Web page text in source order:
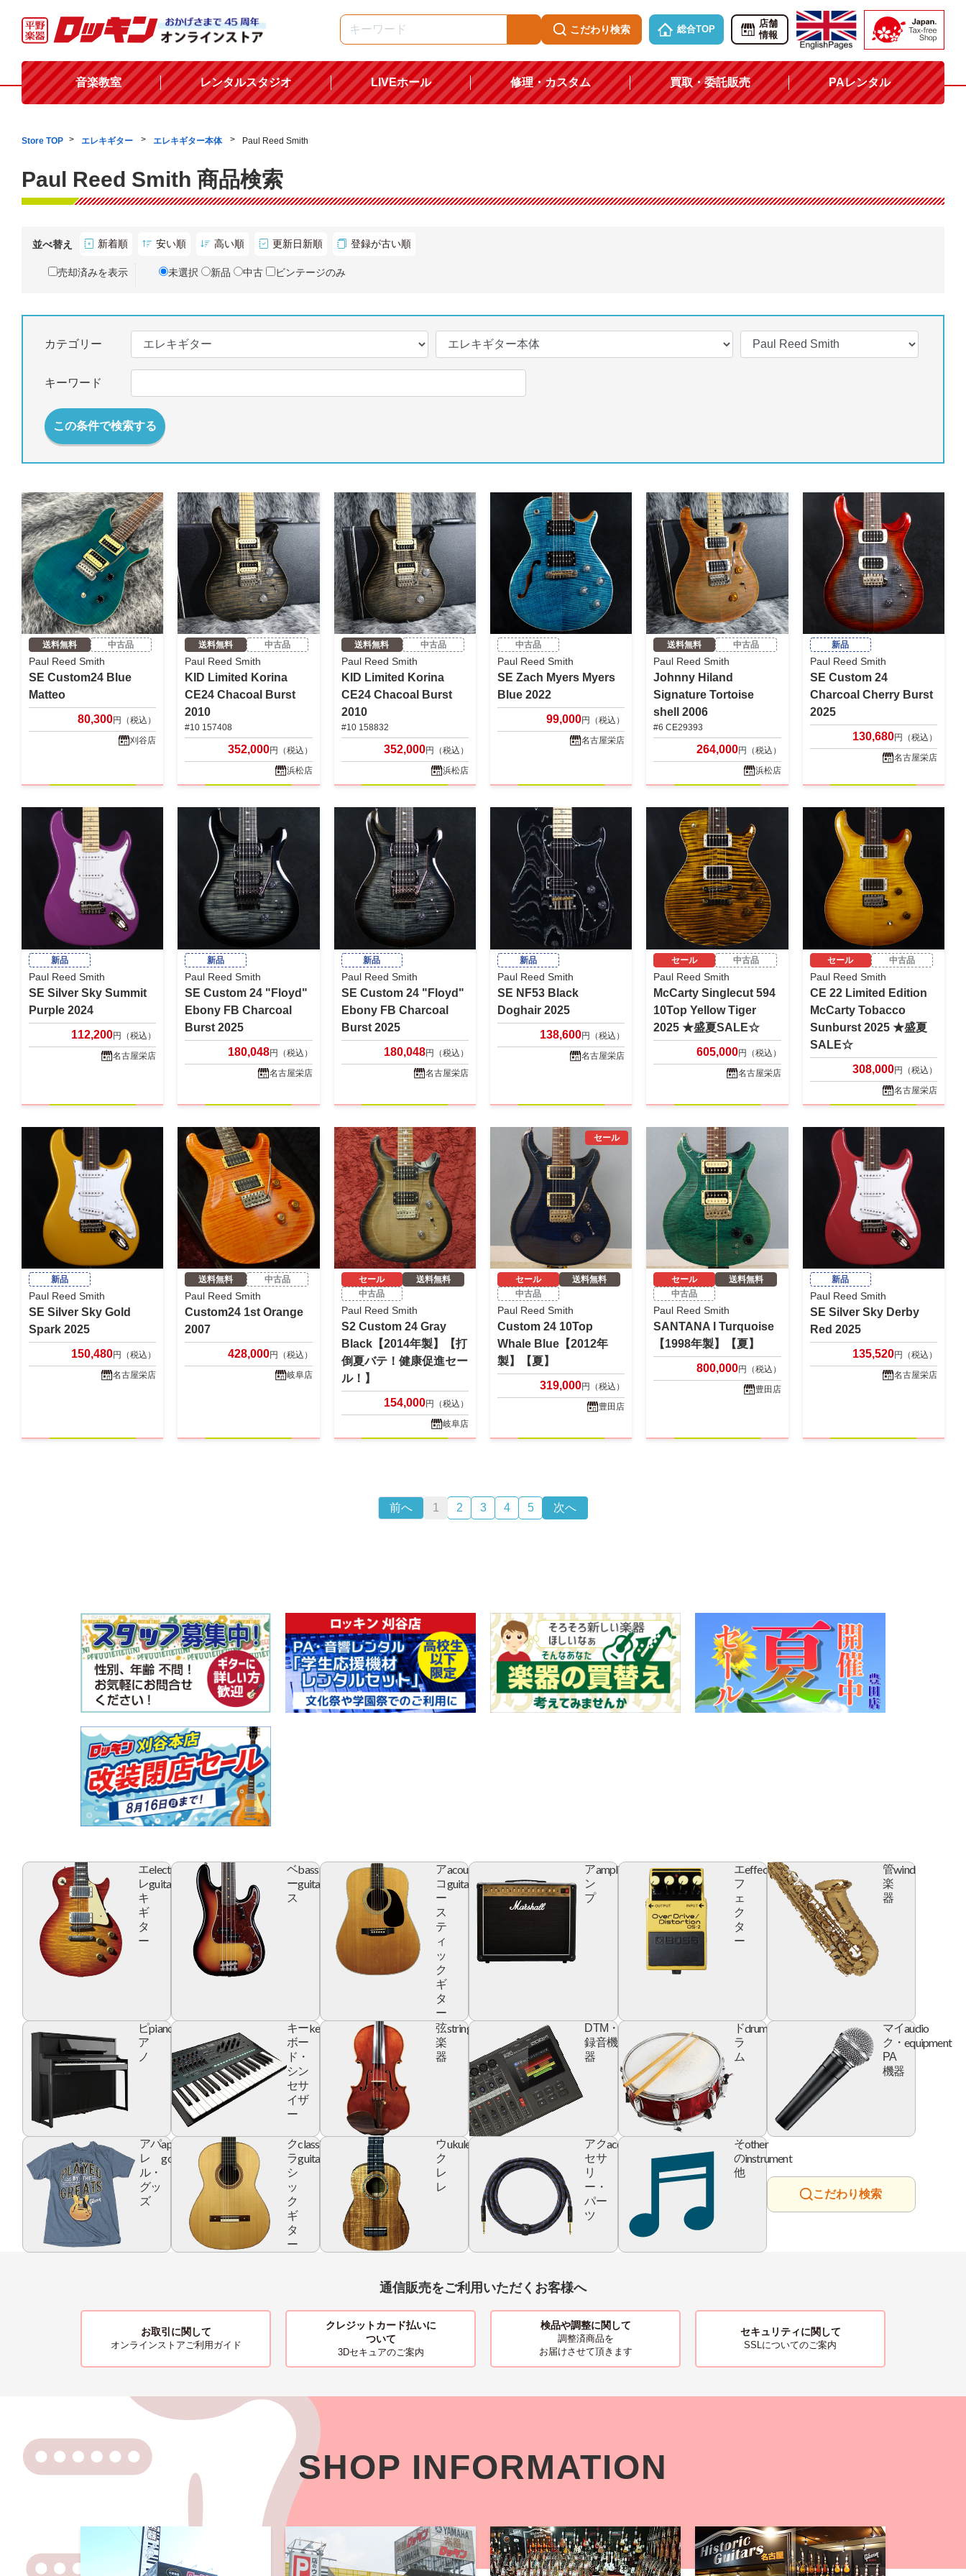
こだわり検索 総合TOP
店舗
情報
音楽教室 レンタルスタジオ LIVEホール 修理・カスタム 買取・委託販売 PAレンタル
Store TOP エレキギター エレキギター本体 Paul Reed Smith
Paul Reed Smith 商品検索
並べ替え 新着順 安い順 高い順 更新日新順 登録が古い順
売却済みを表示 未選択 新品 中古 ビンテージのみ
カテゴリー
キーワード
この条件で検索する
送料無料 中古品
Paul Reed Smith
SE Custom24 Blue
Matteo
80,300円（税込）
刈谷店
送料無料 中古品
Paul Reed Smith
KID Limited Korina
CE24 Chacoal Burst
2010
#10 157408
352,000円（税込）
浜松店
送料無料 中古品
Paul Reed Smith
KID Limited Korina
CE24 Chacoal Burst
2010
#10 158832
352,000円（税込）
浜松店
中古品
Paul Reed Smith
SE Zach Myers Myers
Blue 2022
99,000円（税込）
名古屋栄店
送料無料 中古品
Paul Reed Smith
Johnny Hiland
Signature Tortoise
shell 2006
#6 CE29393
264,000円（税込）
浜松店
新品
Paul Reed Smith
SE Custom 24
Charcoal Cherry Burst
2025
130,680円（税込）
名古屋栄店
新品
Paul Reed Smith
SE Silver Sky Summit
Purple 2024
112,200円（税込）
名古屋栄店
新品
Paul Reed Smith
SE Custom 24 "Floyd"
Ebony FB Charcoal
Burst 2025
180,048円（税込）
名古屋栄店
新品
Paul Reed Smith
SE Custom 24 "Floyd"
Ebony FB Charcoal
Burst 2025
180,048円（税込）
名古屋栄店
新品
Paul Reed Smith
SE NF53 Black
Doghair 2025
138,600円（税込）
名古屋栄店
セール 中古品
Paul Reed Smith
McCarty Singlecut 594
10Top Yellow Tiger
2025 ★盛夏SALE☆
605,000円（税込）
名古屋栄店
セール 中古品
Paul Reed Smith
CE 22 Limited Edition
McCarty Tobacco
Sunburst 2025 ★盛夏
SALE☆
308,000円（税込）
名古屋栄店
新品
Paul Reed Smith
SE Silver Sky Gold
Spark 2025
150,480円（税込）
名古屋栄店
送料無料 中古品
Paul Reed Smith
Custom24 1st Orange
2007
428,000円（税込）
岐阜店
セール
送料無料
中古品
Paul Reed Smith
S2 Custom 24 Gray
Black【2014年製】【打
倒夏バテ！健康促進セー
ル！】
154,000円（税込）
岐阜店
セール
セール
送料無料
中古品
Paul Reed Smith
Custom 24 10Top
Whale Blue【2012年
製】【夏】
319,000円（税込）
豊田店
セール
送料無料
中古品
Paul Reed Smith
SANTANA I Turquoise
【1998年製】【夏】
800,000円（税込）
豊田店
新品
Paul Reed Smith
SE Silver Sky Derby
Red 2025
135,520円（税込）
名古屋栄店
前へ 1 2 3 4 5 次へ
エ
レ
キ
ギ
タ
ー
electric
guitar
ベ
ー
ス
bass
guitar
ア
コ
ー
ス
テ
ィ
ッ
ク
ギ
タ
ー
acoustic
guitar
ア
ン
プ
amplifier
エ
フ
ェ
ク
タ
ー
effector
管
楽
器
wind
ピ
ア
ノ
piano
キー
ボー
ド・
シン
セサ
イザ
ー
keyboard
弦
楽
器
string
DTM・
録音機
器
digital
device
ド
ラ
ム
drum
マイ
ク・
PA
機器
audio
equipment
アパ
レ
ル・
グッ
ズ
apparel
goods
ク
ラ
シ
ッ
ク
ギ
タ
ー
classic
guitar
ウ
ク
レ
レ
ukulele
アク
セサ
リ
ー・
パー
ツ
accessory
そ
の
他
other
instrument
こだわり検索
通信販売をご利用いただくお客様へ
お取引に関して
オンラインストアご利用ガイド
クレジットカード払いに
ついて
3Dセキュアのご案内
検品や調整に関して
調整済商品を
お届けさせて頂きます
セキュリティに関して
SSLについてのご案内
SHOP INFORMATION